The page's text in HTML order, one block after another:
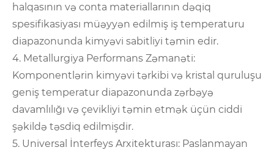
halqasının və conta materiallarının dəqiq
spesifikasiyası müəyyən edilmiş iş temperaturu
diapazonunda kimyəvi sabitliyi təmin edir.
4. Metallurgiya Performans Zəmanəti:
Komponentlərin kimyəvi tərkibi və kristal quruluşu
geniş temperatur diapazonunda zərbəyə
davamlılığı və çevikliyi təmin etmək üçün ciddi
şəkildə təsdiq edilmişdir.
5. Universal İnterfeys Arxitekturası: Paslanmayan